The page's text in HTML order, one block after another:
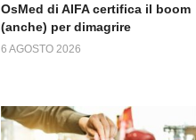
OsMed di AIFA certifica il boom
(anche) per dimagrire
6 AGOSTO 2026